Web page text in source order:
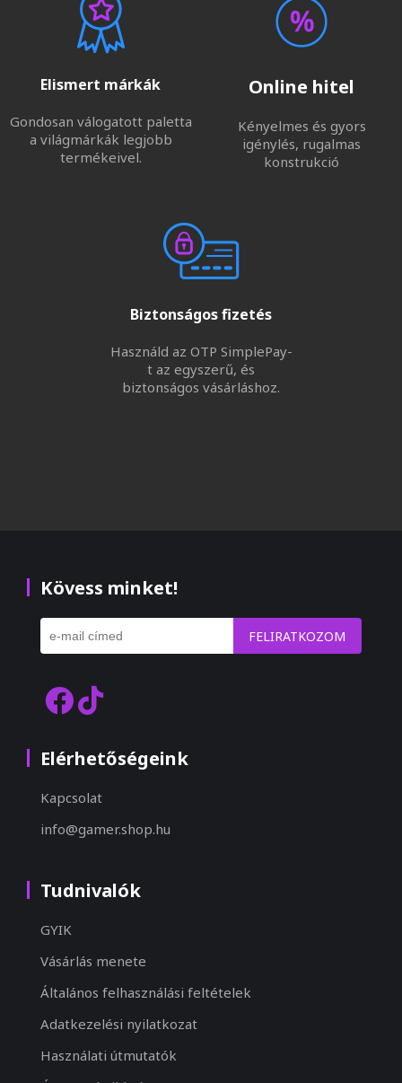
Elismert márkák
Gondosan válogatott paletta
a világmárkák legjobb
termékeivel.
Online hitel
Kényelmes és gyors
igénylés, rugalmas
konstrukció
Biztonságos fizetés
Használd az OTP SimplePay-
t az egyszerű, és
biztonságos vásárláshoz.
Kövess minket!
FELIRATKOZOM
Elérhetőségeink
Kapcsolat
info@gamer.shop.hu
Tudnivalók
GYIK
Vásárlás menete
Általános felhasználási feltételek
Adatkezelési nyilatkozat
Használati útmutatók